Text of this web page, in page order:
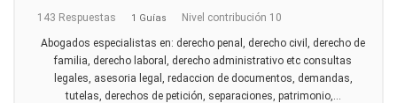
143 Respuestas 1 Guías Nivel contribución 10
Abogados especialistas en: derecho penal, derecho civil, derecho de
familia, derecho laboral, derecho administrativo etc consultas
legales, asesoria legal, redaccion de documentos, demandas,
tutelas, derechos de petición, separaciones, patrimonio,...